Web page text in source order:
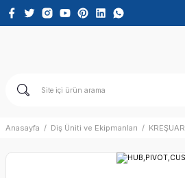
Anasayfa Diş Üniti ve Ekipmanları KREŞUAR